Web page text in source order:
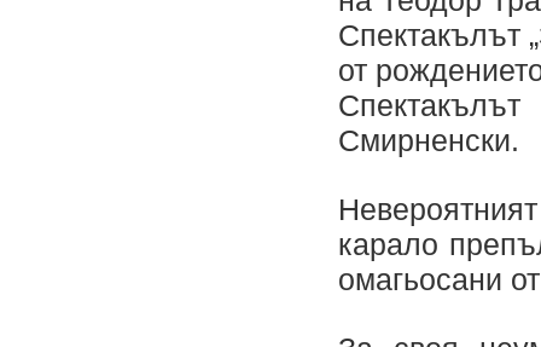
Спектакълът
от
Смирненски.
карало
омагьосани